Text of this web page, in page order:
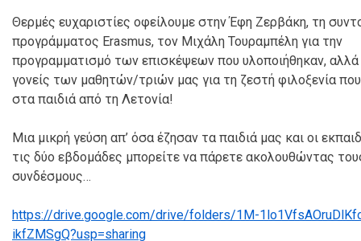
Θερμές ευχαριστίες οφείλουμε στην Έφη Ζερβάκη, τη
προγράμματος Erasmus, τον Μιχάλη Τουραμπέλη για την
προγραμματισμό των επισκέψεων που υλοποιήθηκαν, αλλά
γονείς των μαθητών/τριών μας για τη ζεστή φιλοξενία
στα παιδιά από τη Λετονία!
Μια μικρή γεύση απ’ όσα έζησαν τα παιδιά μας και οι
τις δύο εβδομάδες μπορείτε να πάρετε ακολουθώντας
συνδέσμους…
https://drive.google.com/drive/folders/1M-
ikfZMSgQ?usp=sharing